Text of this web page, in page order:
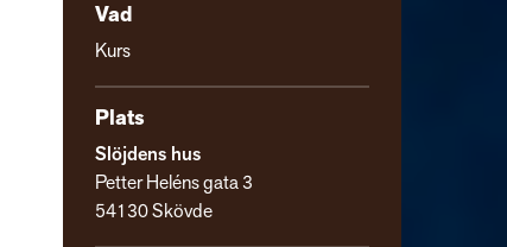
Vad
Kurs
Plats
Slöjdens hus
Petter Heléns gata 3
54130 Skövde